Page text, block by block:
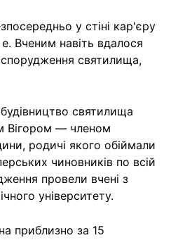
у стіні кар'єру
е. Вченим навіть вдалося
святилища,
святилища
Вігором — членом
родичі якого обіймали
чиновників по всій
провели вчені з
університету.
приблизно за 15